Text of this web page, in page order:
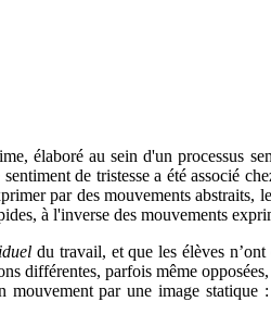
élaboré au sein d'un processus
de tristesse a été associé
par des mouvements
à l'inverse des mouvements
du travail, et que les élèves
différentes, parfois même
par une image